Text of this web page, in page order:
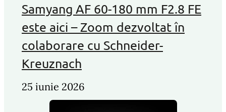
Samyang AF 60-180 mm F2.8 FE
este aici – Zoom dezvoltat în
colaborare cu Schneider-
Kreuznach
25 iunie 2026